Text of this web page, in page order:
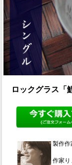
ロックグラス「
製作作
作家り